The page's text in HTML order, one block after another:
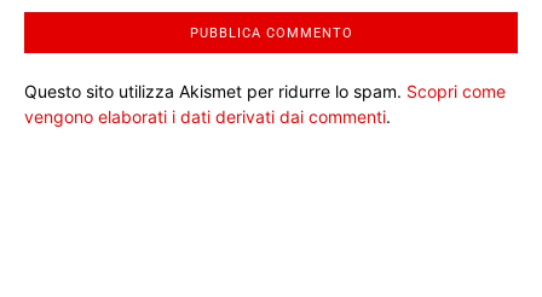
Questo sito utilizza Akismet per ridurre lo spam. Scopri come
vengono elaborati i dati derivati dai commenti.